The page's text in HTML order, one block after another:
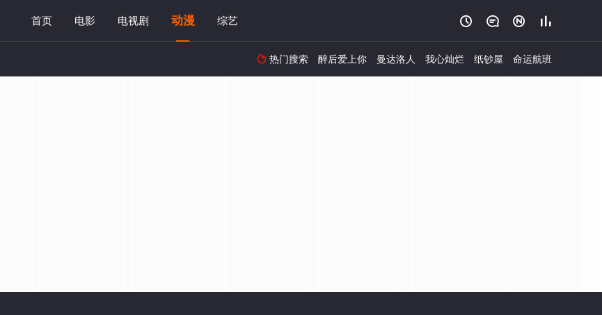
首页 电影 电视剧 动漫 综艺    
 热门搜索 醉后爱上你 曼达洛人 我心灿烂 纸钞屋 命运航班